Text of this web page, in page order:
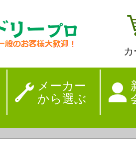
メーカー
から選ぶ